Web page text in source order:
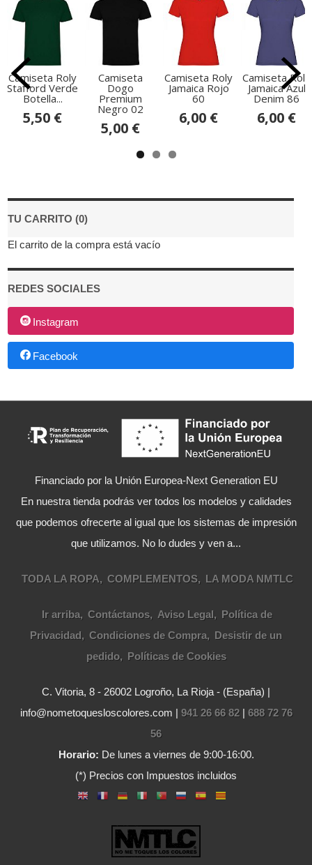
TU CARRITO (0)
El carrito de la compra está vacío
REDES SOCIALES
Instagram
Facebook
Camiseta Roly
Stafford Verde
Botella...
5,50 €
Camiseta
Dogo
Premium
Negro 02
5,00 €
Camiseta Roly
Jamaica Rojo
60
6,00 €
Camiseta Roly
Jamaica Azul
Denim 86
6,00 €
Financiado por la Unión Europea-Next Generation EU
En nuestra tienda podrás ver todos los modelos y calidades
que podemos ofrecerte al igual que los sistemas de impresión
que utilizamos. No lo dudes y ven a...
TODA LA ROPA COMPLEMENTOS LA MODA NMTLC
Ir arriba Contáctanos Aviso Legal
Política de
Privacidad
Condiciones de Compra
Desistir de un
pedido
Políticas de Cookies
C. Vitoria, 8 - 26002 Logroño, La Rioja - (España) |
info@nometoquesloscolores.com | 941 26 66 82| 688 72 76
56
Horario: De lunes a viernes de 9:00-16:00.
(*) Precios con Impuestos incluidos